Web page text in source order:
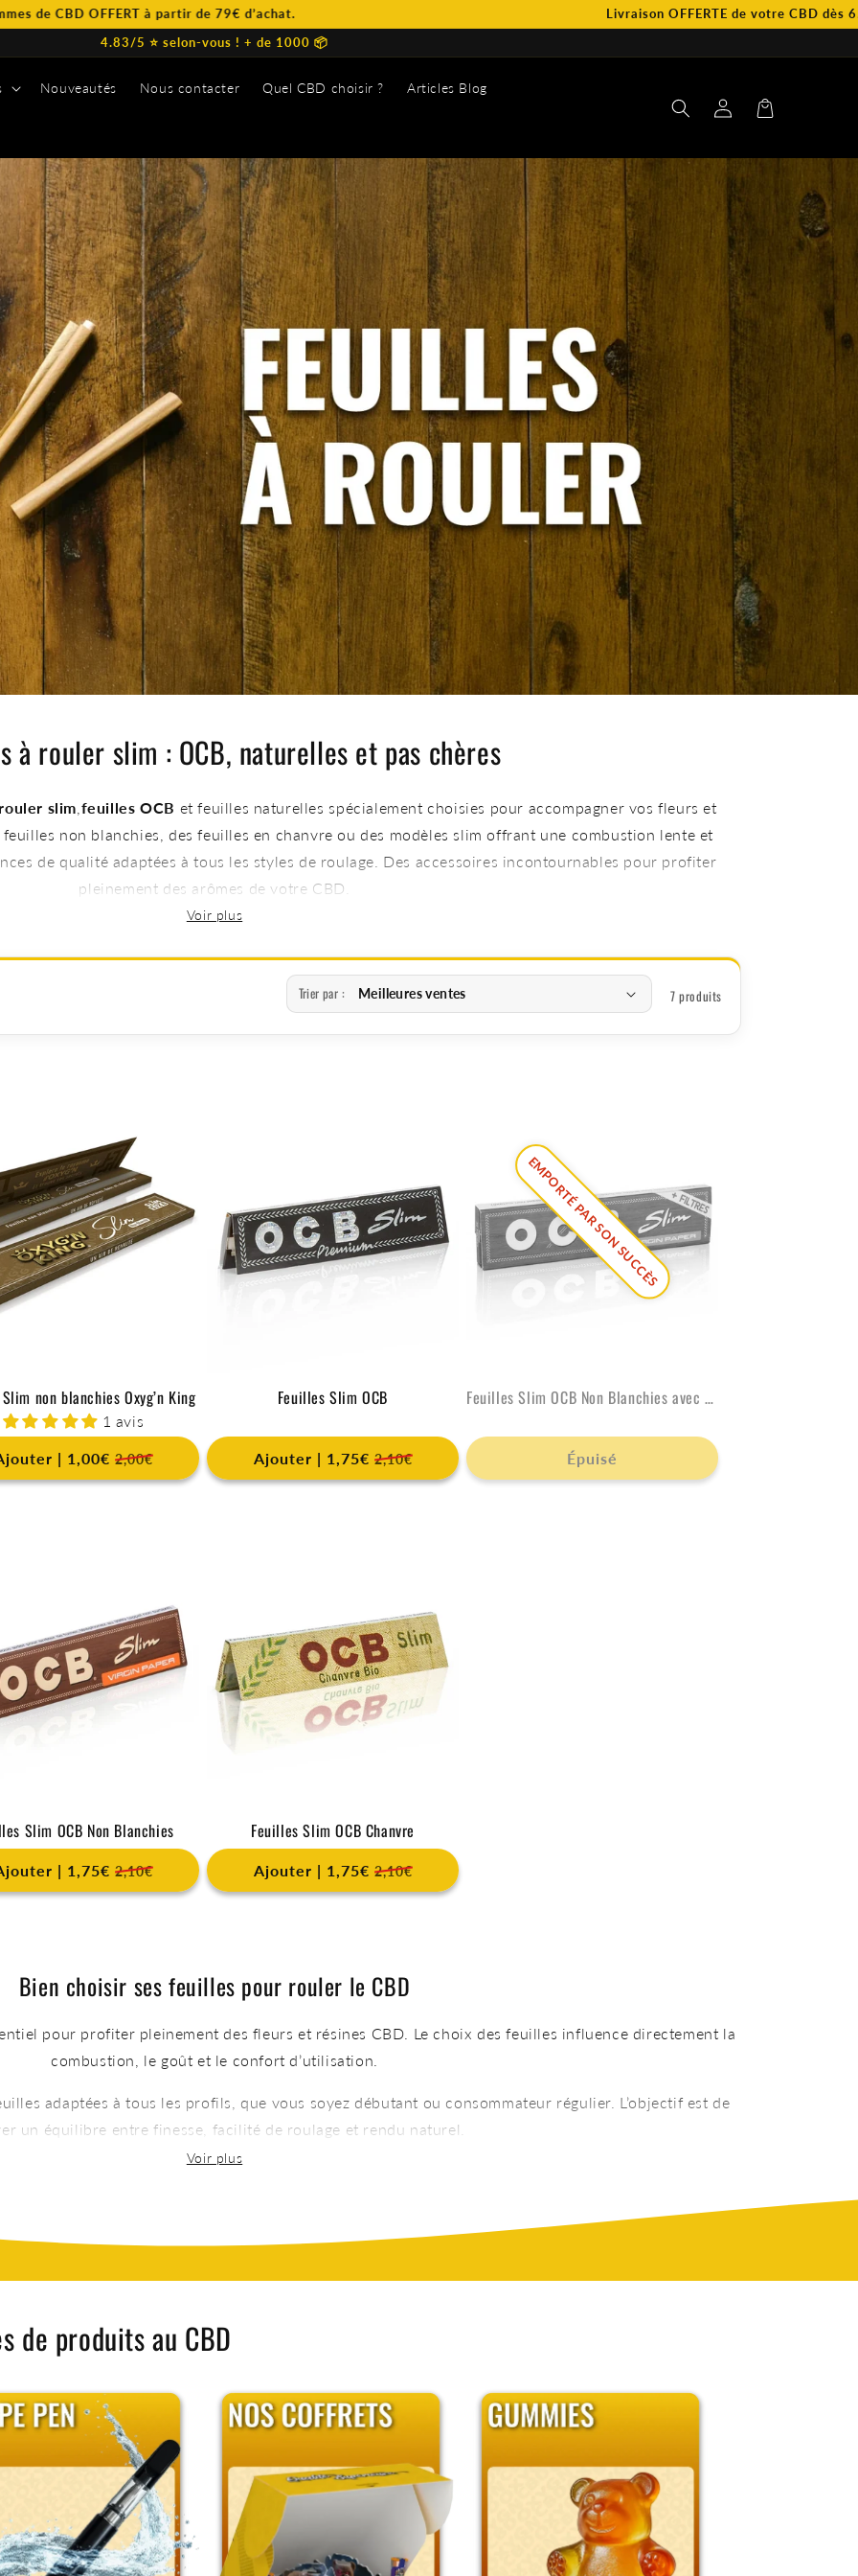
à partir de 79€ d’achat.
Livraison OFFERTE de votre CBD dès 65€ d’achat.
4.83/5 ⭐️ selon-vous ! + de 1000 📦
Nouveautés Nous contacter Quel CBD choisir ? Articles Blog
Connexion Panier
à rouler slim : OCB, naturelles et pas chères
slim feuilles OCB et feuilles naturelles spécialement choisies pour accompagner vos fleurs et
non blanchies, des feuilles en chanvre ou des modèles slim offrant une combustion lente et
de qualité adaptées à tous les styles de roulage. Des accessoires incontournables pour profiter
pleinement des arômes de votre CBD.
Trier par : 7 produits
non blanchies Oxyg’n King
1 avis
| 1,00€ 2,00€
Feuilles Slim OCB
Ajouter | 1,75€ 2,10€
EMPORTÉ PAR SON SUCCÈS
Feuilles Slim OCB Non Blanchies avec carton
Épuisé
Slim OCB Non Blanchies
| 1,75€ 2,10€
Feuilles Slim OCB Chanvre
Ajouter | 1,75€ 2,10€
Bien choisir ses feuilles pour rouler le CBD
pour profiter pleinement des fleurs et résines CBD. Le choix des feuilles influence directement la
combustion, le goût et le confort d’utilisation.
adaptées à tous les profils, que vous soyez débutant ou consommateur régulier. L’objectif est de
un équilibre entre finesse, facilité de roulage et rendu naturel.
Les différents types de feuilles à rouler
expérience. Les feuilles slim sont les plus répandues, notamment pour leur format pratique et leur
combustion plus lente.
Pourquoi privilégier des feuilles slim ?
utilisées pour rouler le CBD. Leur format allongé permet d’obtenir un roulage plus propre et plus
homogène.
permet de mieux apprécier les arômes des fleurs et des résines. Ce format convient aussi bien aux
utilisateurs occasionnels qu’aux consommateurs réguliers.
sélection de feuilles OCB fiables et accessibles
de produits au CBD